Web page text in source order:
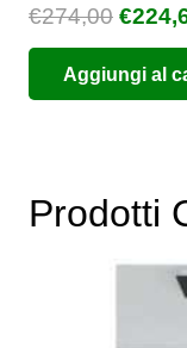
€274,00 Il
era:
€
Aggiungi al
Prodotti